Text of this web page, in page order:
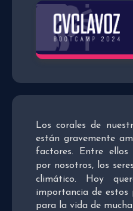
Los corales de
están gravemente
factores. Entre
por nosotros, los seres
climático. Hoy
importancia de estos
para la vida de